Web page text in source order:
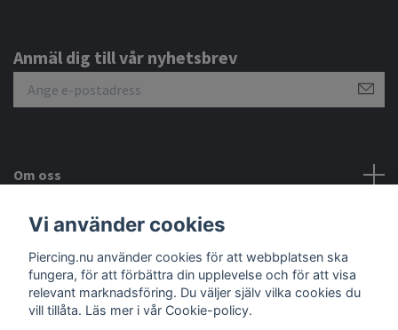
Anmäl dig till vår nyhetsbrev
Om oss
Kundtjänst
Sociala medier
Vi använder cookies
Piercing.nu använder cookies för att webbplatsen ska
fungera, för att förbättra din upplevelse och för att visa
relevant marknadsföring. Du väljer själv vilka cookies du
vill tillåta. Läs mer i vår Cookie-policy.